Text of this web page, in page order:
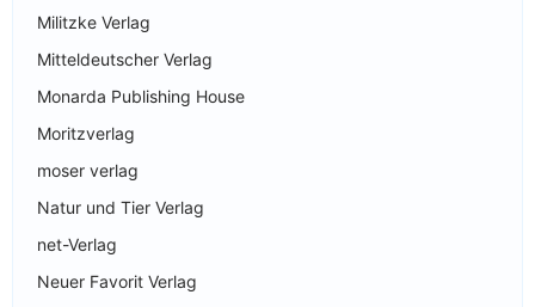
Militzke Verlag
Mitteldeutscher Verlag
Monarda Publishing House
Moritzverlag
moser verlag
Natur und Tier Verlag
net-Verlag
Neuer Favorit Verlag